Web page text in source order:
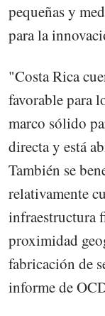
pequeñas y
para la
"Costa Rica
favorable para
marco sólido
directa y está
También se
relativamente
infraestructura
proximidad
fabricación de
informe de